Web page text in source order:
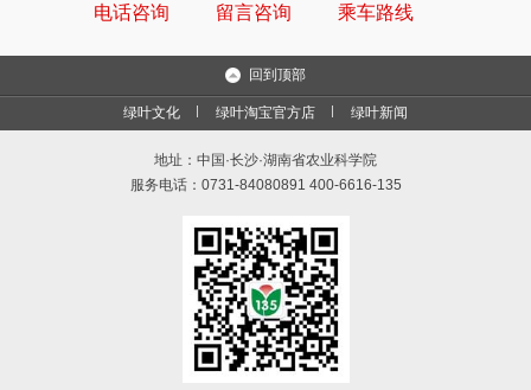
电话咨询 留言咨询 乘车路线
回到顶部
绿叶文化 绿叶淘宝官方店 绿叶新闻
地址：中国·长沙·湖南省农业科学院
服务电话：0731-84080891 400-6616-135